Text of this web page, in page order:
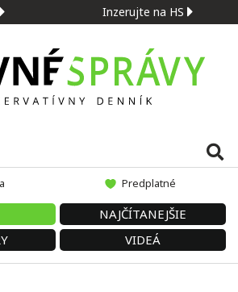
Inzerujte na HS
Predplatné
NAJČÍTANEJŠIE
VIDEÁ